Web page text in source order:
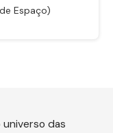
Espaço)
universo das